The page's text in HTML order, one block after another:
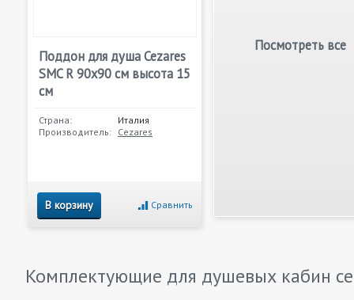
Поддон для душа Cezares
SMC R 90x90 см высота 15
см
Страна:
Италия
Производитель: Cezares
В корзину Сравнить
Посмотреть все
Комплектующие для душевых кабин